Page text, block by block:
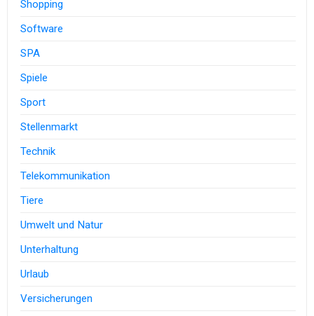
Shopping
Software
SPA
Spiele
Sport
Stellenmarkt
Technik
Telekommunikation
Tiere
Umwelt und Natur
Unterhaltung
Urlaub
Versicherungen